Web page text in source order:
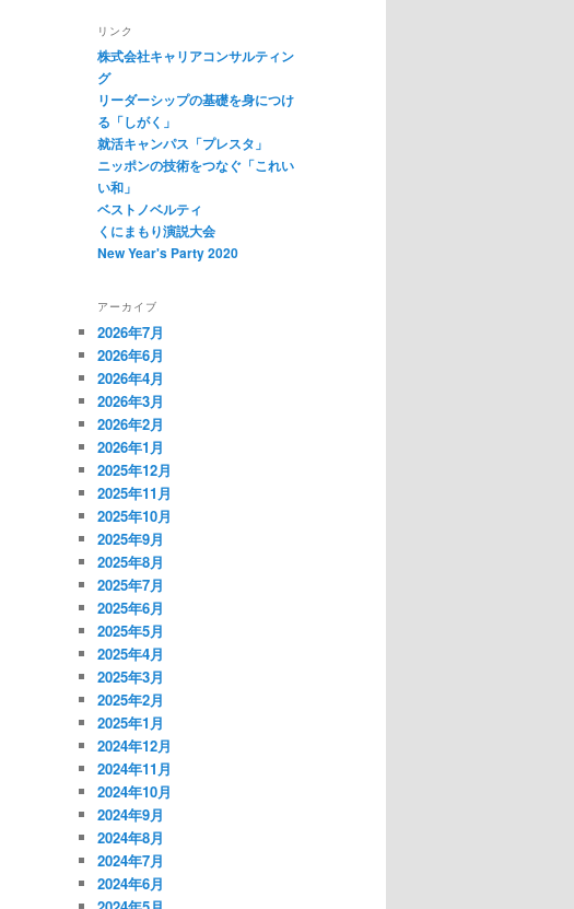
リンク
株式会社キャリアコンサルティン
グ
リーダーシップの基礎を身につけ
る「しがく」
就活キャンパス「プレスタ」
ニッポンの技術をつなぐ「これい
い和」
ベストノベルティ
くにまもり演説大会
New Year's Party 2020
アーカイブ
2026年7月
2026年6月
2026年4月
2026年3月
2026年2月
2026年1月
2025年12月
2025年11月
2025年10月
2025年9月
2025年8月
2025年7月
2025年6月
2025年5月
2025年4月
2025年3月
2025年2月
2025年1月
2024年12月
2024年11月
2024年10月
2024年9月
2024年8月
2024年7月
2024年6月